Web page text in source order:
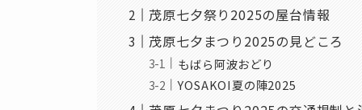
茂原七夕祭り2025の屋台情報
茂原七夕まつり2025の見どころ
もばら阿波おどり
YOSAKOI夏の陣2025